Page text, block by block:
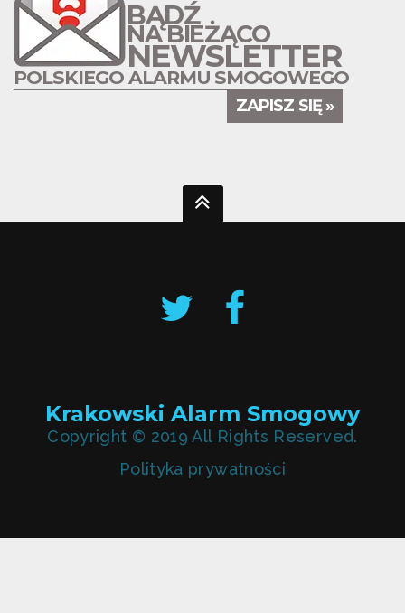
BĄDŹ
NA BIEŻĄCO
NEWSLETTER
POLSKIEGO ALARMU SMOGOWEGO
ZAPISZ SIĘ »
Krakowski Alarm Smogowy
Copyright © 2019 All Rights Reserved.
Polityka prywatności